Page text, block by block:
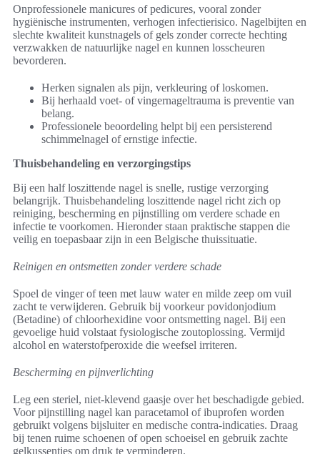
Onprofessionele manicures of pedicures, vooral zonder
hygiënische instrumenten, verhogen infectierisico. Nagelbijten en
slechte kwaliteit kunstnagels of gels zonder correcte hechting
verzwakken de natuurlijke nagel en kunnen losscheuren
bevorderen.
Herken signalen als pijn, verkleuring of loskomen.
Bij herhaald voet- of vingernageltrauma is preventie van
belang.
Professionele beoordeling helpt bij een persisterend
schimmelnagel of ernstige infectie.
Thuisbehandeling en verzorgingstips
Bij een half loszittende nagel is snelle, rustige verzorging
belangrijk. Thuisbehandeling loszittende nagel richt zich op
reiniging, bescherming en pijnstilling om verdere schade en
infectie te voorkomen. Hieronder staan praktische stappen die
veilig en toepasbaar zijn in een Belgische thuissituatie.
Reinigen en ontsmetten zonder verdere schade
Spoel de vinger of teen met lauw water en milde zeep om vuil
zacht te verwijderen. Gebruik bij voorkeur povidonjodium
(Betadine) of chloorhexidine voor ontsmetting nagel. Bij een
gevoelige huid volstaat fysiologische zoutoplossing. Vermijd
alcohol en waterstofperoxide die weefsel irriteren.
Bescherming en pijnverlichting
Leg een steriel, niet-klevend gaasje over het beschadigde gebied.
Voor pijnstilling nagel kan paracetamol of ibuprofen worden
gebruikt volgens bijsluiter en medische contra-indicaties. Draag
bij tenen ruime schoenen of open schoeisel en gebruik zachte
gelkussentjes om druk te verminderen.